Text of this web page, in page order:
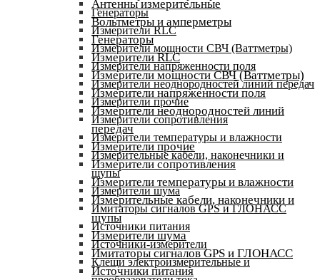
Генераторы
Измерители RLC
Измерители мощности СВЧ (Ваттметры)
Измерители напряженности поля
Измерители неоднородностей линий передач
Измерители прочие
Измерители сопротивления
Измерители температуры и влажности
Измерительные кабели, наконечники и
щупы
Измерители шума
Имитаторы сигналов GPS и ГЛОНАСС
Источники питания
Источники-измерители
Клещи электроизмерительные и
Антенны измерительные
Вольтметры и амперметры
Генераторы
Измерители RLC
Измерители мощности СВЧ (Ваттметры)
Измерители напряженности поля
Измерители неоднородностей линий
передач
Измерители прочие
Измерители сопротивления
Измерители температуры и влажности
Измерительные кабели, наконечники и
щупы
Измерители шума
Имитаторы сигналов GPS и ГЛОНАСС
Источники питания